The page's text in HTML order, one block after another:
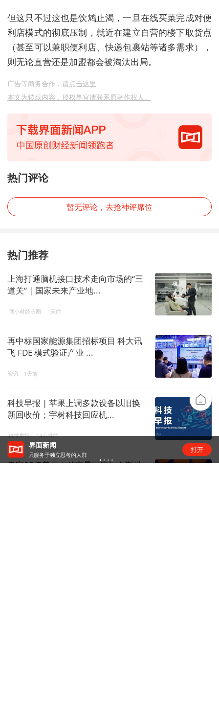
但这只不过这也是饮鸩止渴，一旦在线买菜完成对便
利店模式的彻底压制，就近在建立自营的楼下取货点
（甚至可以兼职便利店、快递包裹站等诸多需求），
则无论直营还是加盟都会被淘汰出局。
广告等商务合作， 请点击这里
本文为转载内容，授权事宜请联系原著作权人。
热门评论
暂无评论，去抢神评席位
热门推荐
上海打通脑机接口技术走向市场的“三
道关” | 国家未来产业地...
两小时经济圈 1天前
再中标国家能源集团招标项目 科大讯
飞 FDE 模式验证产业 ...
资讯 1天前
科技早报 | 苹果上调多款设备以旧换
新回收价；宇树科技回应机...
科技早报 14小时前
身家85亿美元！孙宇晨回应福布斯排
界面新闻
只服务于独立思考的人群
打开